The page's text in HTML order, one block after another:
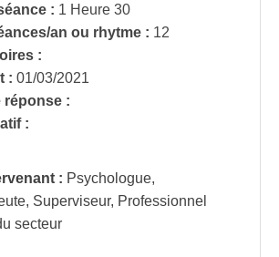
: 1 Heure 30
an ou rhytme : 12
:
: 01/03/2021
réponse :
:
: Psychologue,
Superviseur, Professionnel
secteur